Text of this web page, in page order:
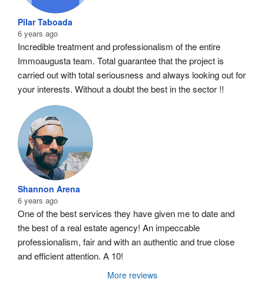
Pilar Taboada
6 years ago
Incredible treatment and professionalism of the entire
Immoaugusta team. Total guarantee that the project is
carried out with total seriousness and always looking out for
your interests. Without a doubt the best in the sector !!
Shannon Arena
6 years ago
One of the best services they have given me to date and
the best of a real estate agency! An impeccable
professionalism, fair and with an authentic and true close
and efficient attention. A 10!
More reviews